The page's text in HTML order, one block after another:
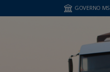
GOVERNO MS